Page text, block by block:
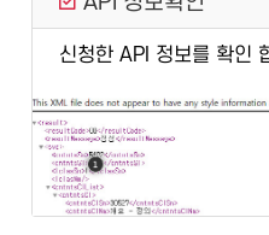
신청한 API 정보를 확인